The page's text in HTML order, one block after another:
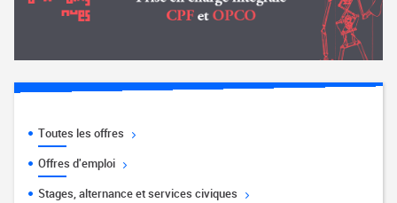
Toutes les offres
Offres d'emploi
Stages, alternance et services civiques